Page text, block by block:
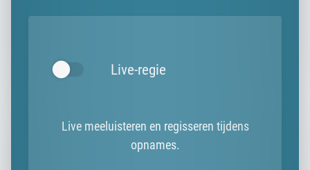
Live-regie
Live meeluisteren en regisseren tijdens
opnames.